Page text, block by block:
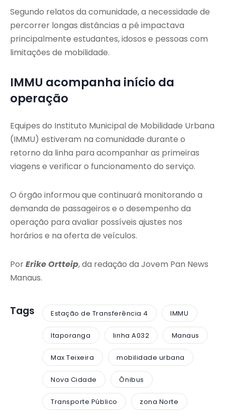
Segundo relatos da comunidade, a necessidade de
percorrer longas distâncias a pé impactava
principalmente estudantes, idosos e pessoas com
limitações de mobilidade.
IMMU acompanha início da
operação
Equipes do Instituto Municipal de Mobilidade Urbana
(IMMU) estiveram na comunidade durante o
retorno da linha para acompanhar as primeiras
viagens e verificar o funcionamento do serviço.
O órgão informou que continuará monitorando a
demanda de passageiros e o desempenho da
operação para avaliar possíveis ajustes nos
horários e na oferta de veículos.
PorErike Ortteip, da redação da Jovem Pan News
Manaus.
Tags Estação de Transferência 4 IMMU
Itaporanga linha A032 Manaus
Max Teixeira mobilidade urbana
Nova Cidade Ônibus
Transporte Público zona Norte